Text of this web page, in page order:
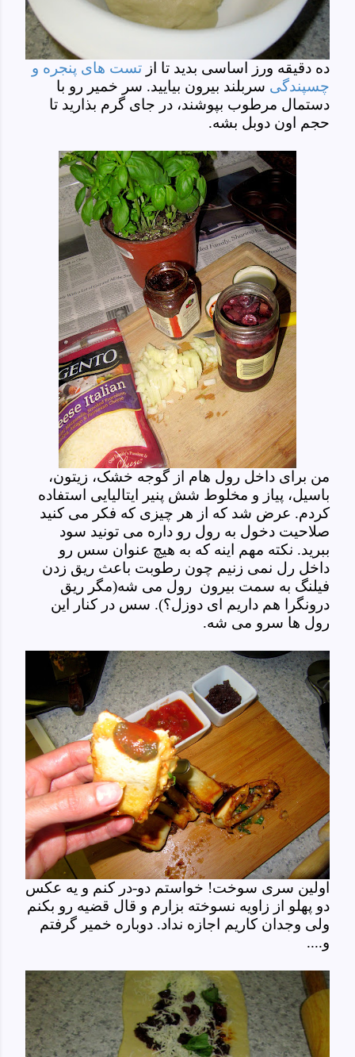
ده دقیقه ورز اساسی بدید تا از تست های پنجره و
چسپندگی سربلند بیرون بیایید. سر خمیر رو با
دستمال مرطوب بپوشند، در جای گرم بذارید تا
حجم اون دوبل بشه.
من برای داخل رول هام از گوجه خشک، زیتون،
باسیل، پیاز و مخلوط شش پنیر ایتالیایی استفاده
کردم. عرض شد که از هر چیزی که فکر می کنید
صلاحیت دخول به رول رو داره می تونید سود
ببرید. نکته مهم اینه که به هیچ عنوان سس رو
داخل رل نمی زنیم چون رطوبت باعث ریق زدن
فیلنگ به سمت بیرون رول می شه(مگر ریق
درونگرا هم داریم ای دوزل؟). سس در کنار این
رول ها سرو می شه.
اولین سری سوخت! خواستم دو-در کنم و یه عکس
دو پهلو از زاویه نسوخته بزارم و قال قضیه رو بکنم
ولی وجدان کاریم اجازه نداد. دوباره خمیر گرفتم
و....